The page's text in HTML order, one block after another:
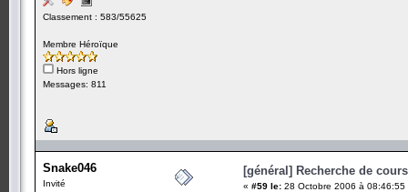
Classement : 583/55625
Membre Héroïque
Hors ligne
Messages: 811
Snake046
Invité
[général] Recherche de
« #59 le: 28 Octobre 2006 à 08:46:55